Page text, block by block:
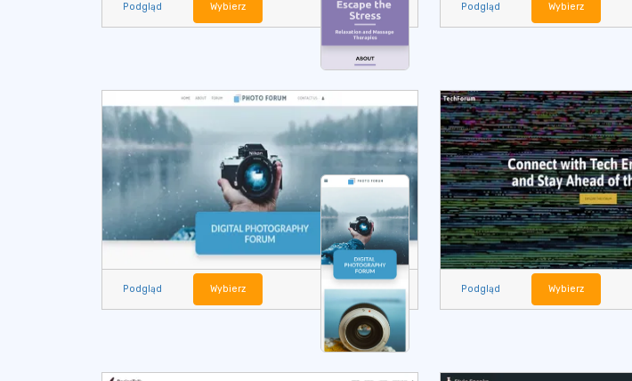
Podgląd Wybierz Podgląd Wybierz
Podgląd Wybierz Podgląd Wybierz